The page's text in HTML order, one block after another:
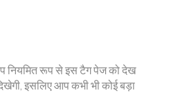
नियमित रूप से इस टैग पेज को देख
इसलिए आप कभी भी कोई बड़ा